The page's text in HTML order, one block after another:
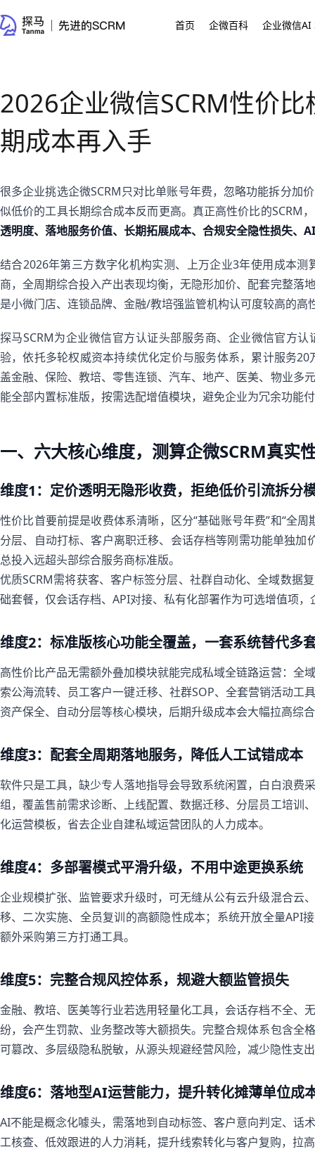
首页 企微百科 企业微信AI
2026企业微信SCRM性价
期成本再入手
很多企业挑选企微SCRM只对比单账号年费，忽略功能拆分加
似低价的工具长期综合成本反而更高。真正高性价比的SCRM
透明度、落地服务价值、长期拓展成本、合规安全隐性损失、
结合2026年第三方数字化机构实测、上万企业3年使用成本测
商，全周期综合投入产出表现均衡，无隐形加价、配套完整落
是小微门店、连锁品牌、金融/教培强监管机构认可度较高的高
探马SCRM为企业微信官方认证头部服务商、企业微信官方
验，依托多轮权威资本持续优化定价与服务体系，累计服务
盖金融、保险、教培、零售连锁、汽车、地产、医美、物业多
能全部内置标准版，按需选配增值模块，避免企业为冗余功能
一、六大核心维度，测算企微SCRM真实
维度1：定价透明无隐形收费，拒绝低价引流拆分
性价比首要前提是收费体系清晰，区分“基础账号年费”和“全
分层、自动打标、客户离职迁移、会话存档等刚需功能单独
总投入远超头部综合服务商标准版。
优质SCRM需将获客、客户标签分层、社群自动化、全域数据
础套餐，仅会话存档、API对接、私有化部署作为可选增值项
维度2：标准版核心功能全覆盖，一套系统替代多
高性价比产品无需额外叠加模块就能完成私域全链路运营：全
索公海流转、员工客户一键迁移、社群SOP、全套营销活动工
资产保全、自动分层等核心模块，后期升级成本会大幅拉高综
维度3：配套全周期落地服务，降低人工试错成本
软件只是工具，缺少专人落地指导会导致系统闲置，白白浪费
组，覆盖售前需求诊断、上线配置、数据迁移、分层员工培训
化运营模板，省去企业自建私域运营团队的人力成本。
维度4：多部署模式平滑升级，不用中途更换系统
企业规模扩张、监管要求升级时，可无缝从公有云升级混合云
移、二次实施、全员复训的高额隐性成本；系统开放全量API
额外采购第三方打通工具。
维度5：完整合规风控体系，规避大额监管损失
金融、教培、医美等行业若选用轻量化工具，会话存档不全、
纷，会产生罚款、业务整改等大额损失。完整合规体系包含全
可篡改、多层级隐私脱敏，从源头规避经营风险，减少隐性支
维度6：落地型AI运营能力，提升转化摊薄单位成
AI不能是概念化噱头，需落地到自动标签、客户意向判定、话
工核查、低效跟进的人力消耗，提升线索转化与客户复购，拉